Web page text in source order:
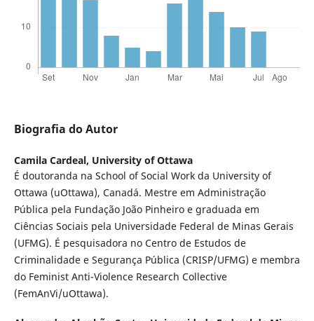
Biografia do Autor
Camila Cardeal, University of Ottawa
É doutoranda na School of Social Work da University of
Ottawa (uOttawa), Canadá. Mestre em Administração
Pública pela Fundação João Pinheiro e graduada em
Ciências Sociais pela Universidade Federal de Minas Gerais
(UFMG). É pesquisadora no Centro de Estudos de
Criminalidade e Segurança Pública (CRISP/UFMG) e membra
do Feminist Anti-Violence Research Collective
(FemAnVi/uOttawa).